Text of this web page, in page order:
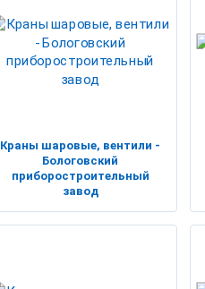
Краны шаровые, вентили -
Бологовский
приборостроительный
завод